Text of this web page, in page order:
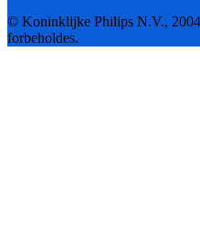
© Koninklijke Philips N.V.,
forbeholdes.